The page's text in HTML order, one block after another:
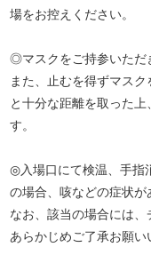
場をお控えください。
◎マスクをご持参いただ
また、止むを得ずマス
と十分な距離を取った
す。
◎入場口にて検温、手指
の場合、咳などの症状が
なお、該当の場合には、
あらかじめご了承お願い